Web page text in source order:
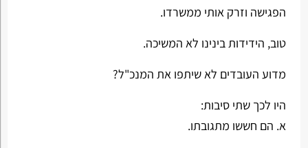
הפגישה וזרק אותי ממשרדו.
טוב, הידידות בינינו לא המשיכה.
מדוע העובדים לא שיתפו את המנכ"ל?
היו לכך שתי סיבות:
א. הם חששו מתגובתו.